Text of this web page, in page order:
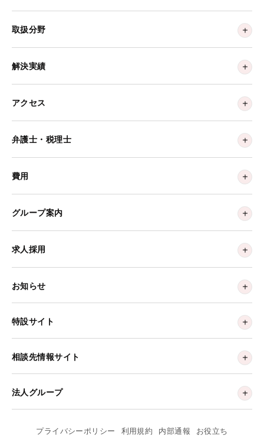
取扱分野
解決実績
アクセス
弁護士・税理士
費用
グループ案内
求人採用
お知らせ
特設サイト
相談先情報サイト
法人グループ
プライバシーポリシー 利用規約 内部通報 お役立ち